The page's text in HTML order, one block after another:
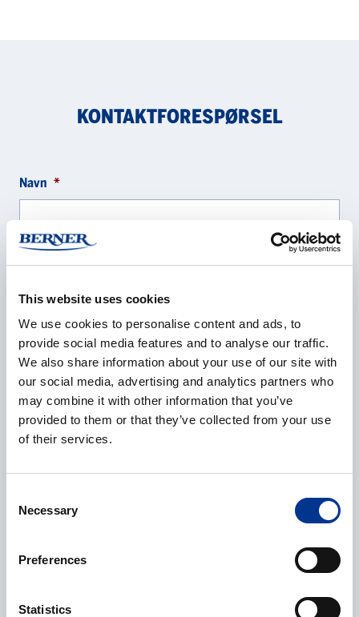
This website uses cookies
We use cookies to personalise content and ads, to
provide social media features and to analyse our traffic.
We also share information about your use of our site with
our social media, advertising and analytics partners who
may combine it with other information that you’ve
provided to them or that they’ve collected from your use
of their services.
Selection
Necessary
Preferences
Statistics
KONTAKTFORESPØRSEL
Navn *
E-post *
Telefonnummer